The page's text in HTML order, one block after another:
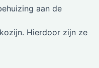
aan de
Hierdoor zijn ze